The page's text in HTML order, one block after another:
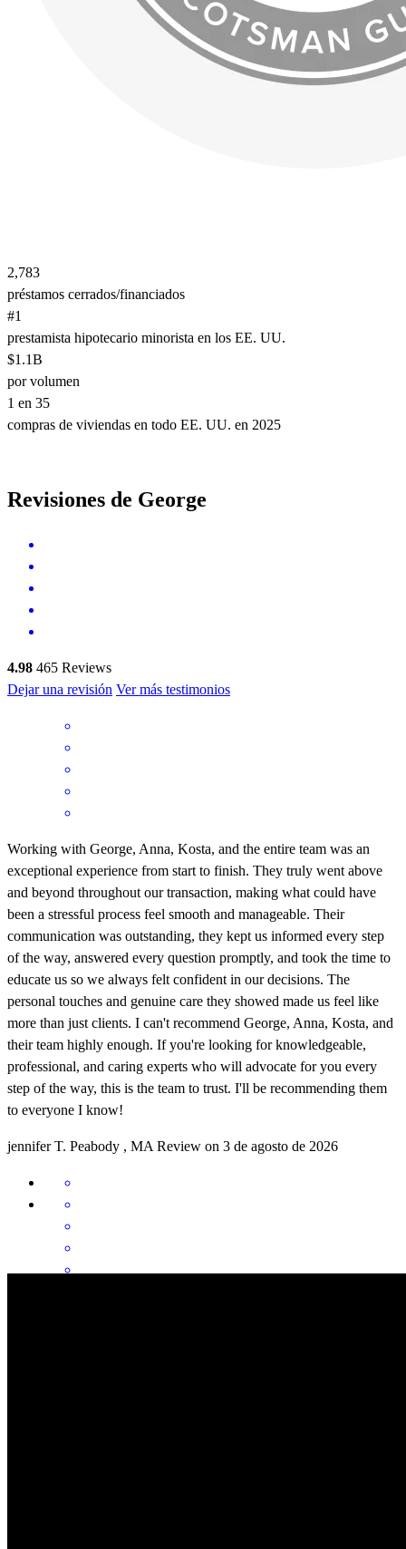
2,783
préstamos cerrados/financiados
#1
prestamista hipotecario minorista en los EE. UU.
$1.1B
por volumen
1 en 35
compras de viviendas en todo EE. UU. en 2025
Revisiones de George
4.98 465 Reviews
Dejar una revisión Ver más testimonios
Working with George, Anna, Kosta, and the entire team was an
exceptional experience from start to finish. They truly went above
and beyond throughout our transaction, making what could have
been a stressful process feel smooth and manageable. Their
communication was outstanding, they kept us informed every step
of the way, answered every question promptly, and took the time to
educate us so we always felt confident in our decisions. The
personal touches and genuine care they showed made us feel like
more than just clients. I can't recommend George, Anna, Kosta, and
their team highly enough. If you're looking for knowledgeable,
professional, and caring experts who will advocate for you every
step of the way, this is the team to trust. I'll be recommending them
to everyone I know!
jennifer T. Peabody , MA Review on 3 de agosto de 2026